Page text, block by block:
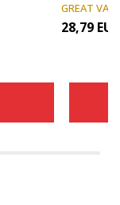
GREAT
28,79 EUR